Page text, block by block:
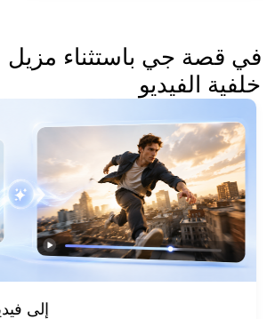
في قصة جي باستثناء مزيل
خلفية الفيديو